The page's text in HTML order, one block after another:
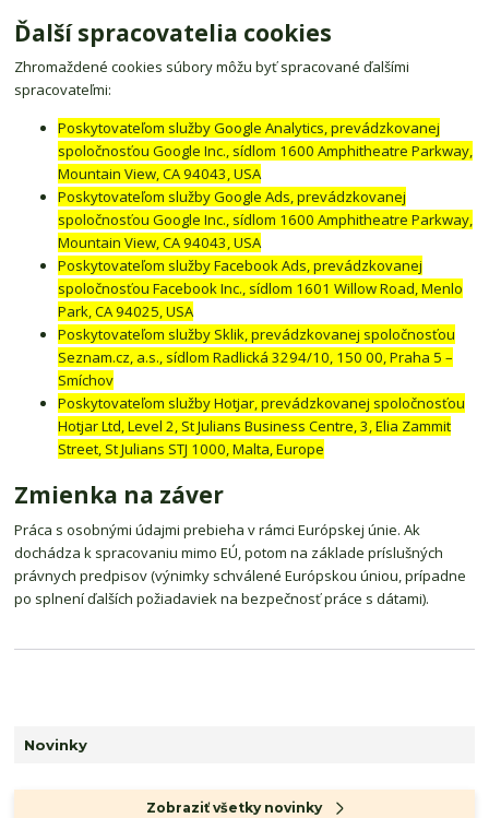
Novinky
Zobraziť všetky novinky
Ďalší spracovatelia cookies
Zhromaždené cookies súbory môžu byť spracované ďalšími
spracovateľmi:
Poskytovateľom služby Google Analytics, prevádzkovanej
spoločnosťou Google Inc., sídlom 1600 Amphitheatre Parkway,
Mountain View, CA 94043, USA
Poskytovateľom služby Google Ads, prevádzkovanej
spoločnosťou Google Inc., sídlom 1600 Amphitheatre Parkway,
Mountain View, CA 94043, USA
Poskytovateľom služby Facebook Ads, prevádzkovanej
spoločnosťou Facebook Inc., sídlom 1601 Willow Road, Menlo
Park, CA 94025, USA
Poskytovateľom služby Sklik, prevádzkovanej spoločnosťou
Seznam.cz, a.s., sídlom Radlická 3294/10, 150 00, Praha 5 –
Smíchov
Poskytovateľom služby Hotjar, prevádzkovanej spoločnosťou
Hotjar Ltd, Level 2, St Julians Business Centre, 3, Elia Zammit
Street, St Julians STJ 1000, Malta, Europe
Zmienka na záver
Práca s osobnými údajmi prebieha v rámci Európskej únie. Ak
dochádza k spracovaniu mimo EÚ, potom na základe príslušných
právnych predpisov (výnimky schválené Európskou úniou, prípadne
po splnení ďalších požiadaviek na bezpečnosť práce s dátami).